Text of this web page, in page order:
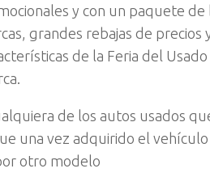
y con un paquete de
grandes rebajas de
de la Feria del
de los autos usados
una vez adquirido el
otro modelo